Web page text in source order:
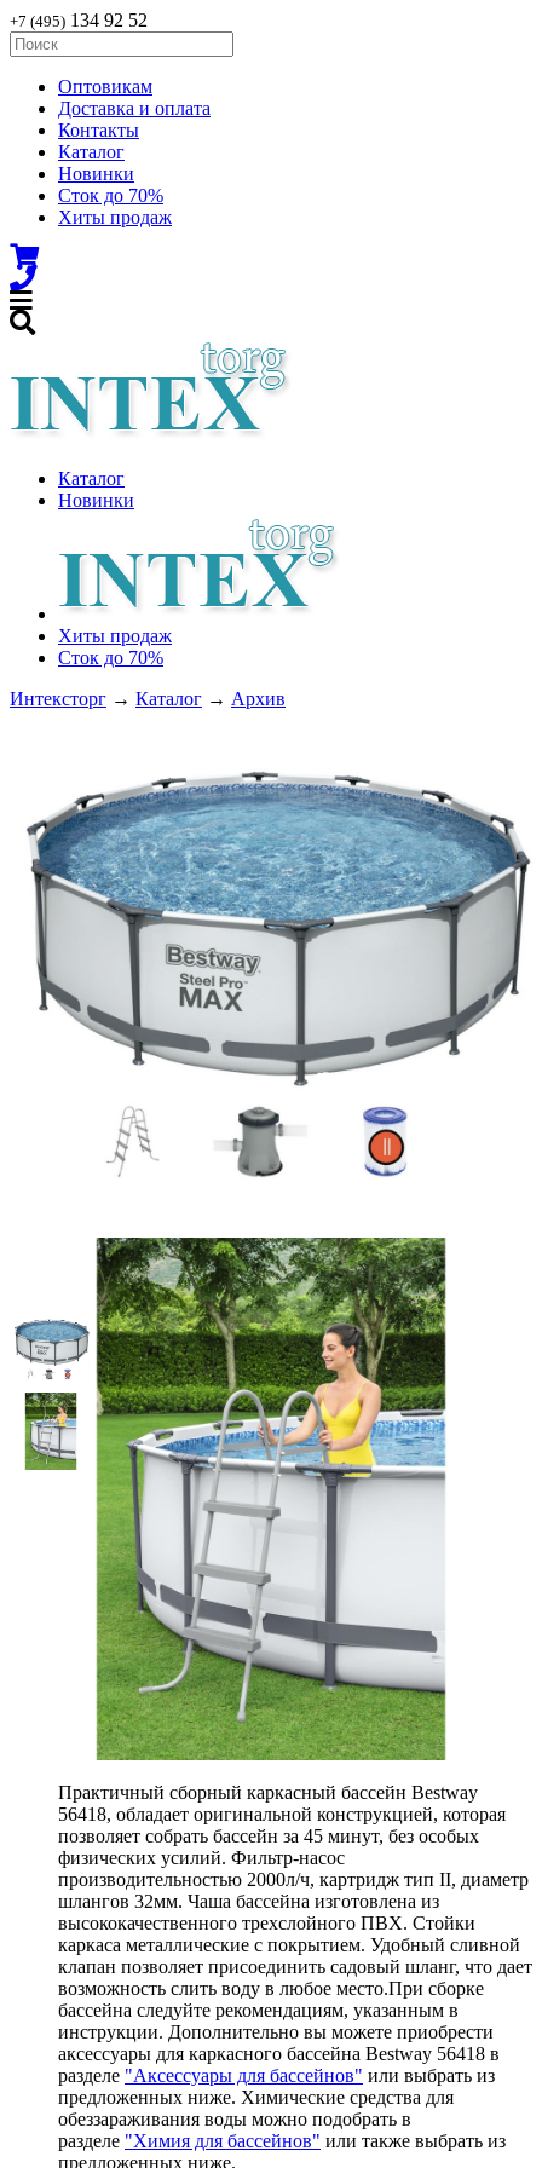
+7 (495) 134 92 52
Оптовикам
Доставка и оплата
Контакты
Каталог
Новинки
Сток до 70%
Хиты продаж
Каталог
Новинки
Хиты продаж
Сток до 70%
Интексторг → Каталог → Архив
Бассейн каркасный +
фильтр-насос 366х100см
BestWay 56418
Артикул: 56418
Узнать о поступлении
Описание
Практичный сборный каркасный бассейн Bestway
56418, обладает оригинальной конструкцией, которая
позволяет собрать бассейн за 45 минут, без особых
физических усилий. Фильтр-насос
производительностью 2000л/ч, картридж тип II, диаметр
шлангов 32мм. Чаша бассейна изготовлена из
высококачественного трехслойного ПВХ. Стойки
каркаса металлические с покрытием. Удобный сливной
клапан позволяет присоединить садовый шланг, что дает
возможность слить воду в любое место.При сборке
бассейна следуйте рекомендациям, указанным в
инструкции. Дополнительно вы можете приобрести
аксессуары для каркасного бассейна Bestway 56418 в
разделе "Аксессуары для бассейнов" или выбрать из
предложенных ниже. Химические средства для
обеззараживания воды можно подобрать в
разделе "Химия для бассейнов" или также выбрать из
предложенных ниже.